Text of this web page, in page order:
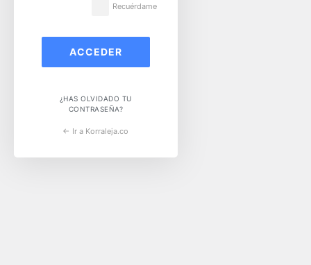
Recuérdame
¿HAS OLVIDADO TU
CONTRASEÑA?
← Ir a Korraleja.co